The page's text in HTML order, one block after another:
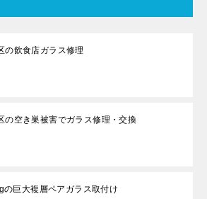
の飲食店ガラス修理
の空き巣被害でガラス修理・交換
の巨大複層ペアガラス取付け